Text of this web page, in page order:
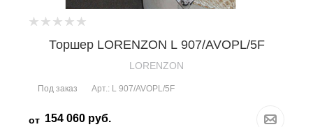
Торшер LORENZON L 907/AVOPL/5F
LORENZON
Под заказ Арт.: L 907/AVOPL/5F
от 154 060 руб.